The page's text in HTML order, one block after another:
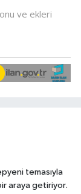
temasıyla
araya getiriyor.